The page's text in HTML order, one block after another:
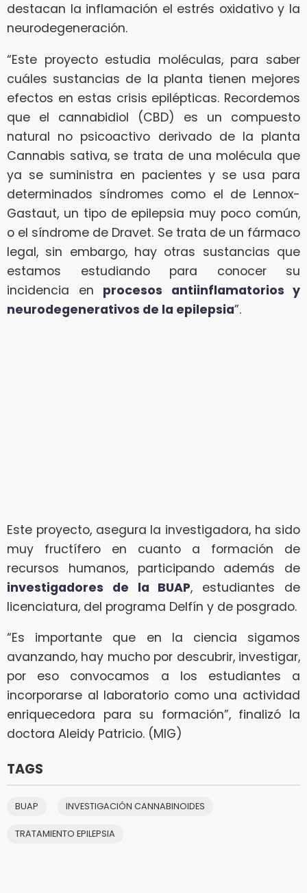
destacan la inflamación el estrés oxidativo y la
neurodegeneración.
“Este proyecto estudia moléculas, para saber
cuáles sustancias de la planta tienen mejores
efectos en estas crisis epilépticas. Recordemos
que el cannabidiol (CBD) es un compuesto
natural no psicoactivo derivado de la planta
Cannabis sativa, se trata de una molécula que
ya se suministra en pacientes y se usa para
determinados síndromes como el de Lennox-
Gastaut, un tipo de epilepsia muy poco común,
o el síndrome de Dravet. Se trata de un fármaco
legal, sin embargo, hay otras sustancias que
estamos estudiando para conocer su
incidencia en procesos antiinflamatorios y
neurodegenerativos de la epilepsia”.
Este proyecto, asegura la investigadora, ha sido
muy fructífero en cuanto a formación de
recursos humanos, participando además de
investigadores de la BUAP, estudiantes de
licenciatura, del programa Delfín y de posgrado.
“Es importante que en la ciencia sigamos
avanzando, hay mucho por descubrir, investigar,
por eso convocamos a los estudiantes a
incorporarse al laboratorio como una actividad
enriquecedora para su formación”, finalizó la
doctora Aleidy Patricio. (MIG)
TAGS
BUAP INVESTIGACIÓN CANNABINOIDES
TRATAMIENTO EPILEPSIA